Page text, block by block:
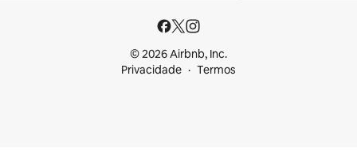
© 2026 Airbnb, Inc.
Privacidade
Termos